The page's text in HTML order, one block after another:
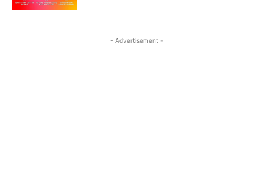
- Advertisement -